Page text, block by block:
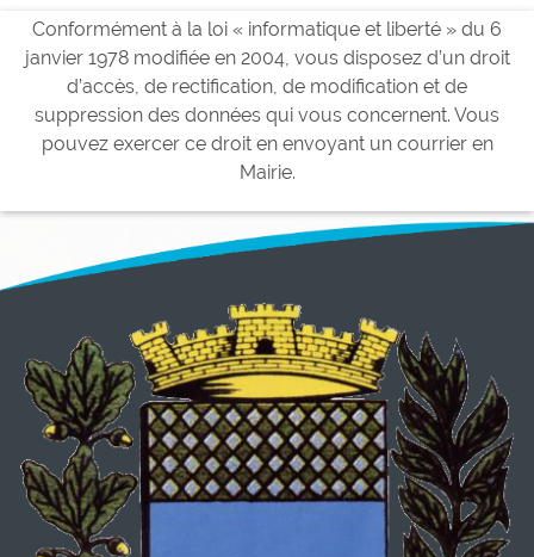
Conformément à la loi « informatique et liberté » du 6
janvier 1978 modifiée en 2004, vous disposez d’un droit
d’accès, de rectification, de modification et de
suppression des données qui vous concernent. Vous
pouvez exercer ce droit en envoyant un courrier en
Mairie.